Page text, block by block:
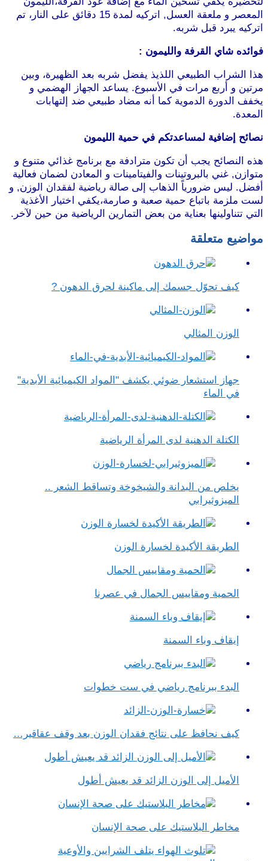
المعصر و ملعقة العسل, اتركيه لمدة 15 دقائق على النار، تم
اتركيه يبرد قبل شربه.
فوائده شاي القرفة والليمون :
هذا الشراب الطبيعي اللذيذ يفضل شربه بعد الظهيرة، وبين
مرتين و أربع مرات في الأسبوع. يساعد الجهاز الهضمي و
يخفف الدورة الدموية كما أنه مضاد طبيعي ضد إلتهابات
المعدة.
نصائح إضافية لمساعدتكم في حمية الليمون
هذه النصائح يجب أن تكون مترادفة مع برنامج غذائي متنوع و
متوازن, غني بالبروتينات والفيتامينات و المعادن لضمان فعالية
أفضل. ليس ضرورياً الذهاب إلى صالة رياضية لفقدان الوزن, و
لست ملزمة باتباع حمية صعبة و صارمة،يكفي اختيار الأغذية
التي تتناولينها بعناية من بعض التمارين الرياضية من حين لآخر.
مواضيع متعلقة
كيف تحوّل جسمك إلى ماكينة لحرق الدهون ?
الوزن المثالي
جهاز استشعار ضوئي يكشف "المواد الكيميائية الأبدية"
في الماء
الكتلة الدهنية لدى المرأة الرياضية
يخلص من البدانة والشيخوخة وتساقط الشعر ..
الميزوثيرابي
الطريقة الأكيدة لخسارة الوزن
الحمية ومقاييس الجمال في عصرنا
إيقاف وباء السمنة
البدء ببرنامج رياضي في ست خطوات
كيف نحافظ على نتائج فقدان الوزن بعد وقف عقاقير…
الأميل إلى الوزن الزائد قد يعيش أطول
مخاطر البلاستيك على صحة الإنسان